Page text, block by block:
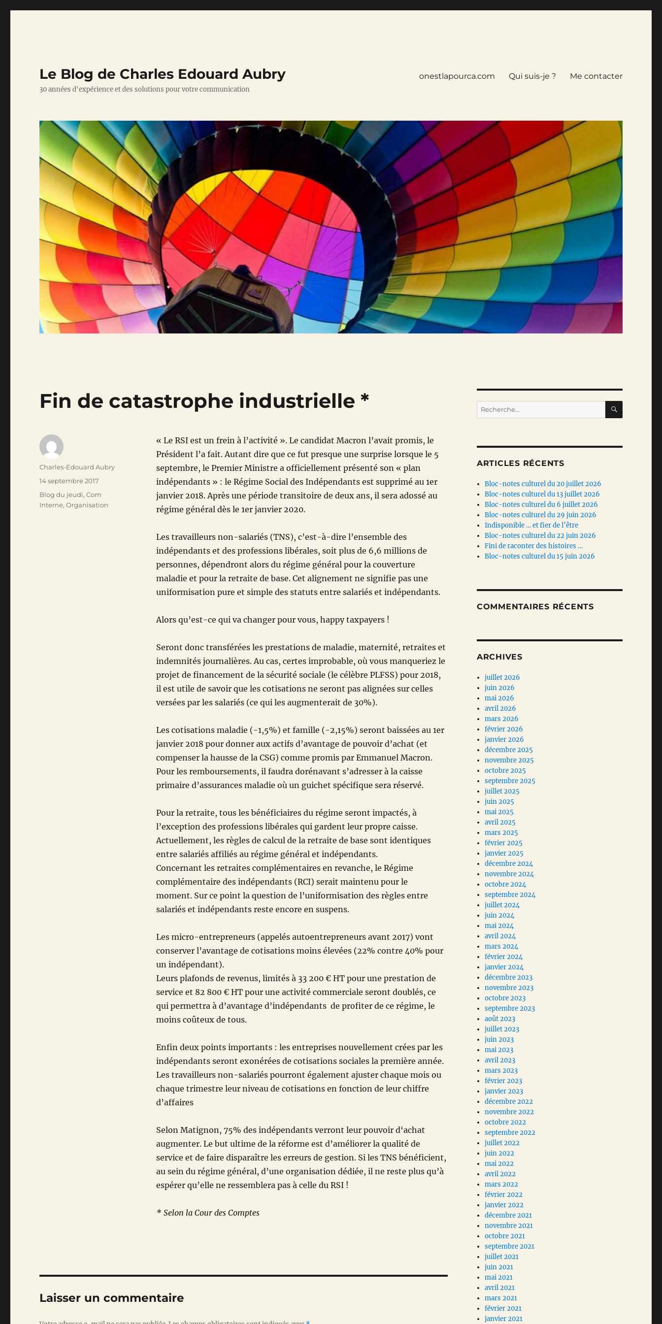
Le Blog de Charles Edouard Aubry
30 années d'expérience et des solutions pour votre communication
onestlapourca.com Qui suis-je ? Me contacter
Fin de catastrophe industrielle *
« Le RSI est un frein à l’activité ». Le candidat Macron l’avait promis, le
Président l’a fait. Autant dire que ce fut presque une surprise lorsque le 5
septembre, le Premier Ministre a officiellement présenté son « plan
indépendants » : le Régime Social des Indépendants est supprimé au 1er
janvier 2018. Après une période transitoire de deux ans, il sera adossé au
régime général dès le 1erjanvier 2020.
Les travailleurs non-salariés (TNS), c’est-à-dire l’ensemble des
indépendants et des professions libérales, soit plus de 6,6 millions de
personnes, dépendront alors du régime général pour la couverture
maladie et pour la retraite de base. Cet alignement ne signifie pas une
uniformisation pure et simple des statuts entre salariés et indépendants.
Alors qu’est-ce qui va changer pour vous, happy taxpayers !
Seront donc transférées les prestations de maladie, maternité, retraites et
indemnités journalières. Au cas, certes improbable, où vous manqueriez le
projet de financement de la sécurité sociale (le célèbre PLFSS) pour 2018,
il est utile de savoir que les cotisations ne seront pas alignées sur celles
versées par les salariés (ce qui les augmenterait de 30%).
Les cotisations maladie (-1,5%) et famille (-2,15%) seront baissées au 1er
janvier 2018 pour donner aux actifs d’avantage de pouvoir d’achat (et
compenser la hausse de la CSG) comme promis par Emmanuel Macron.
Pour les remboursements, il faudra dorénavant s’adresser à la caisse
primaire d’assurances maladie où un guichet spécifique sera réservé.
Pour la retraite, tous les bénéficiaires du régime seront impactés, à
l’exception des professions libérales qui gardent leur propre caisse.
Actuellement, les règles de calcul de la retraite de base sont identiques
entre salariés affiliés au régime général et indépendants.
Concernant les retraites complémentaires en revanche, le Régime
complémentaire des indépendants (RCI) serait maintenu pour le
moment. Sur ce point la question de l’uniformisation des règles entre
salariés et indépendants reste encore en suspens.
Les micro-entrepreneurs (appelés autoentrepreneurs avant 2017) vont
conserver l’avantage de cotisations moins élevées (22% contre 40% pour
un indépendant).
Leurs plafonds de revenus, limités à 33 200 € HT pour une prestation de
service et 82 800 € HT pour une activité commerciale seront doublés, ce
qui permettra à d’avantage d’indépendants de profiter de ce régime, le
moins coûteux de tous.
Enfin deux points importants : les entreprises nouvellement crées par les
indépendants seront exonérées de cotisations sociales la première année.
Les travailleurs non-salariés pourront également ajuster chaque mois ou
chaque trimestre leur niveau de cotisations en fonction de leur chiffre
d’affaires
Selon Matignon, 75% des indépendants verront leur pouvoir d‘achat
augmenter. Le but ultime de la réforme est d’améliorer la qualité de
service et de faire disparaître les erreurs de gestion. Si les TNS bénéficient,
au sein du régime général, d’une organisation dédiée, il ne reste plus qu’à
espérer qu’elle ne ressemblera pas à celle du RSI !
* Selon la Cour des Comptes
Auteur
Charles-Edouard Aubry
Publié
le
14 septembre 2017
Catégories
Blog du jeudi,Com
Interne,Organisation
Laisser un commentaire
Recherche
pour :
ARTICLES RÉCENTS
Bloc-notes culturel du 20 juillet 2026
Bloc-notes culturel du 13 juillet 2026
Bloc-notes culturel du 6 juillet 2026
Bloc-notes culturel du 29 juin 2026
Indisponible … et fier de l’être
Bloc-notes culturel du 22 juin 2026
Fini de raconter des histoires …
Bloc-notes culturel du 15 juin 2026
COMMENTAIRES RÉCENTS
ARCHIVES
juillet 2026
juin 2026
mai 2026
avril 2026
mars 2026
février 2026
janvier 2026
décembre 2025
novembre 2025
octobre 2025
septembre 2025
juillet 2025
juin 2025
mai 2025
avril 2025
mars 2025
février 2025
janvier 2025
décembre 2024
novembre 2024
octobre 2024
septembre 2024
juillet 2024
juin 2024
mai 2024
avril 2024
mars 2024
février 2024
janvier 2024
décembre 2023
novembre 2023
octobre 2023
septembre 2023
août 2023
juillet 2023
juin 2023
mai 2023
avril 2023
mars 2023
février 2023
janvier 2023
décembre 2022
novembre 2022
octobre 2022
septembre 2022
juillet 2022
juin 2022
mai 2022
avril 2022
mars 2022
février 2022
janvier 2022
décembre 2021
novembre 2021
octobre 2021
septembre 2021
juillet 2021
juin 2021
mai 2021
avril 2021
mars 2021
février 2021
janvier 2021